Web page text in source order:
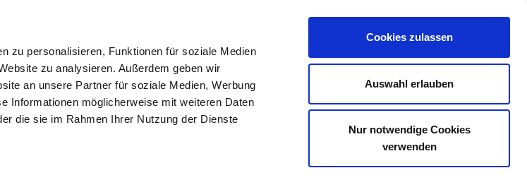
zu personalisieren, Funktionen für soziale Medien
zu analysieren. Außerdem geben wir
an unsere Partner für soziale Medien, Werbung
Informationen möglicherweise mit weiteren Daten
die sie im Rahmen Ihrer Nutzung der Dienste
Cookies zulassen
Auswahl erlauben
Nur notwendige Cookies
verwenden
Palace Buchungsanfrage
Mietrad
Mietrad
Kontaktdaten
Kontaktdaten Teilnehmer
Zusammenfassung
Zusammenfassung